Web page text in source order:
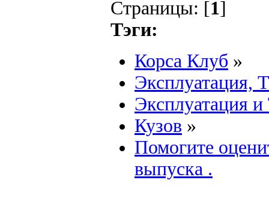
Страницы: [1]
Тэги:
Корса Клуб »
Эксплуатация,
Эксплуатация
Кузов »
Помогите
выпуска .